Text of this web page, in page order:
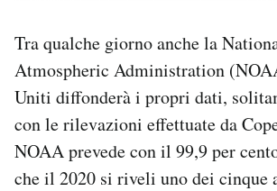
Tra qualche giorno anche la
Atmospheric Administration
Uniti diffonderà i propri dati,
con le rilevazioni effettuate da
NOAA prevede con il 99,9 per
che il 2020 si riveli uno dei cinque